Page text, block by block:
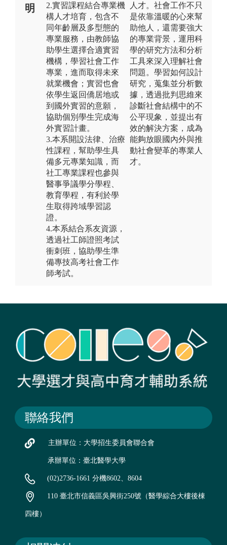
明
2.實習課程結合專業機
構人才培育，包含不
同年齡層及多型態的
專業服務，由教師協
助學生選擇合適實習
機構，學習社會工作
專業，進而取得未來
就業機會；實習也會
依學生返回僑居地或
到國外實習的意願，
協助個別學生完成海
外實習計畫。
3.本系開設法律、治療
性課程，幫助學生具
備多元專業知識，而
社工專業課程也參與
醫事爭議學分學程、
教育學程，有利於學
生取得跨域學習認
證。
4.本系結合系友資源，
透過社工師證照考試
衝刺班，協助學生準
備專技高考社會工作
師考試。
人才。社會工作不只
是依靠溫暖的心來幫
助他人，還需要強大
的專業背景，運用科
學的研究方法和分析
工具來深入理解社會
問題。學習如何設計
研究，蒐集並分析數
據，透過批判思維來
診斷社會結構中的不
公平現象，並提出有
效的解決方案，成為
能夠放眼國內外與推
動社會變革的專業人
才。
聯絡我們
主辦單位：大學招生委員會聯合會
承辦單位：臺北醫學大學
(02)2736-1661 分機8602、8604
110 臺北市信義區吳興街250號（醫學綜合大樓後棟
四樓）